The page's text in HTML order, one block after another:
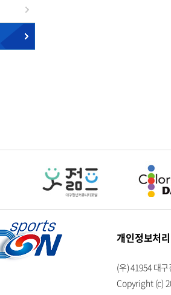
개인정보처
(우) 41954 대
Copyright (c)